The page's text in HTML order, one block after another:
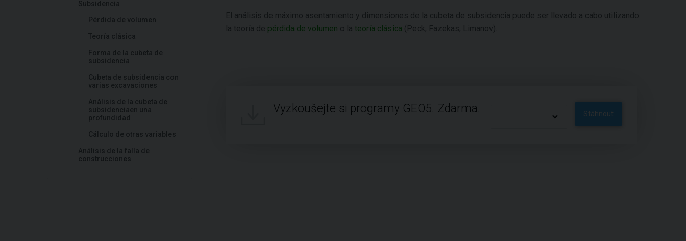
Subsidencia
Pérdida de volumen
Teoría clásica
Forma de la cubeta de
subsidencia
Cubeta de subsidencia con
varias excavaciones
Análisis de la cubeta de
subsidenciaen una
profundidad
Cálculo de otras variables
Análisis de la falla de
construcciones
El análisis de máximo asentamiento y dimensiones de la cubeta de subsidencia puede ser llevado a cabo utilizando
la teoría de pérdida de volumen o la teoría clásica (Peck, Fazekas, Limanov).
Vyzkoušejte si programy GEO5. Zdarma. Stáhnout